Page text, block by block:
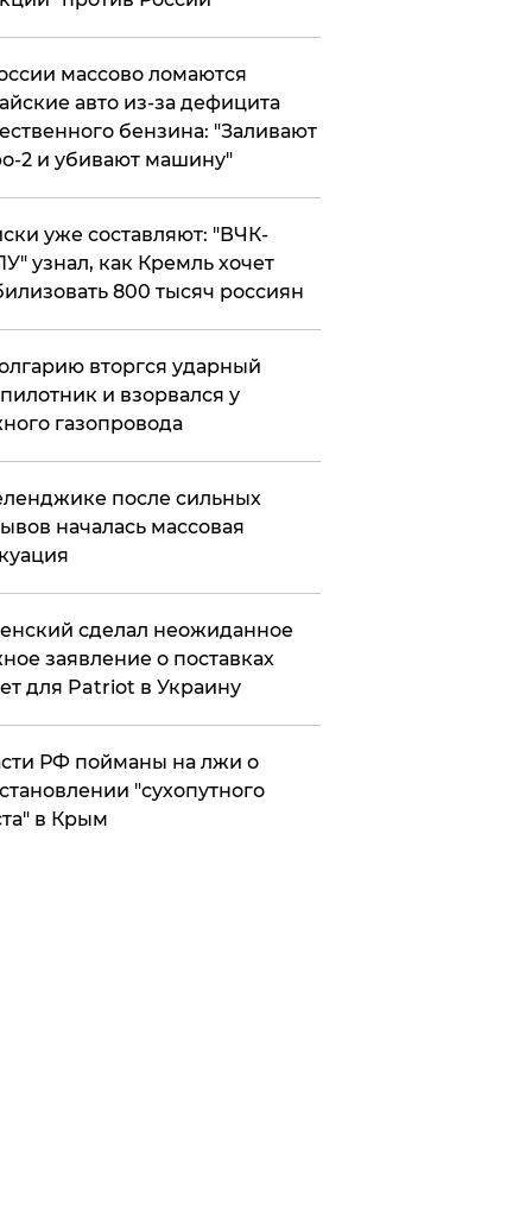
массово ломаются
авто из-за дефицита
бензина: "Заливают
2 и убивают машину"
уже составляют: "ВЧК-
узнал, как Кремль хочет
800 тысяч россиян
вторгся ударный
и взорвался у
газопровода
после сильных
началась массовая
сделал неожиданное
заявление о поставках
для Patriot в Украину
РФ пойманы на лжи о
"сухопутного
в Крым